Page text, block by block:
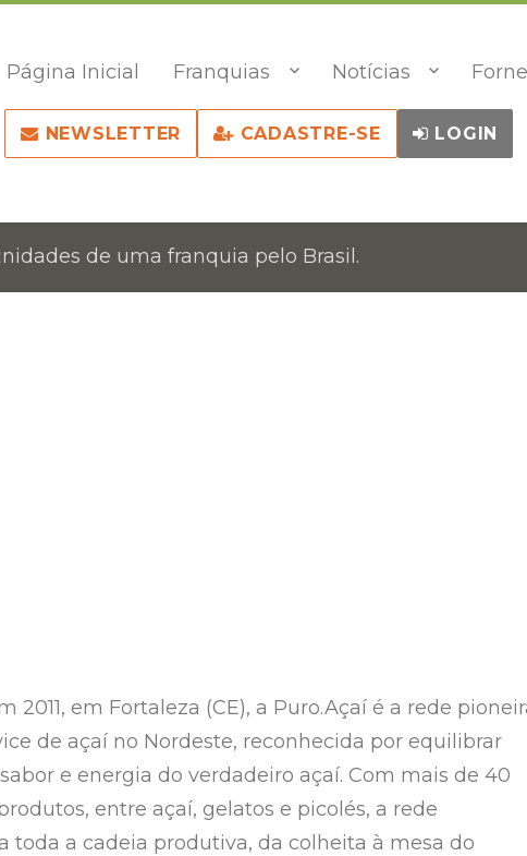
Página Inicial Franquias Notícias
NEWSLETTER CADASTRE-SE LOGIN
de uma franquia pelo Brasil.
2011, em Fortaleza (CE), a Puro.Açaí é a rede
de açaí no Nordeste, reconhecida por equilibrar
e energia do verdadeiro açaí. Com mais de 40
entre açaí, gelatos e picolés, a rede
toda a cadeia produtiva, da colheita à mesa do